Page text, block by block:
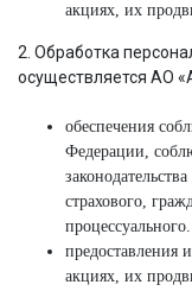
акциях, их
2. Обработка
осуществляется АО
обеспечения
Федерации,
страхового,
процессуального.
предоставления
акциях, их